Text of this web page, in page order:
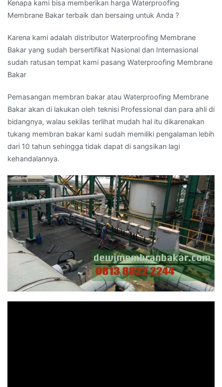
Kenapa kami bisa memberikan harga Waterproofing
Membrane Bakar terbaik dan bersaing untuk Anda ?
Karena kami adalah distributor Waterproofing Membrane
Bakar yang sudah bersertifikat Nasional dan Internasional
sudah ratusan tempat kami pasang Waterproofing Membrane
Bakar
Pemasangan membran bakar atau Waterproofing Membrane
Bakar akan di lakukan oleh teknisi Professional dan para ahli di
bidangnya, walau sekilas terlihat mudah hal itu dikarenakan
tukang membran bakar kami sudah memiliki pengalaman lebih
dari 10 tahun sehingga tidak dapat di sangsikan lagi
kehandalannya.